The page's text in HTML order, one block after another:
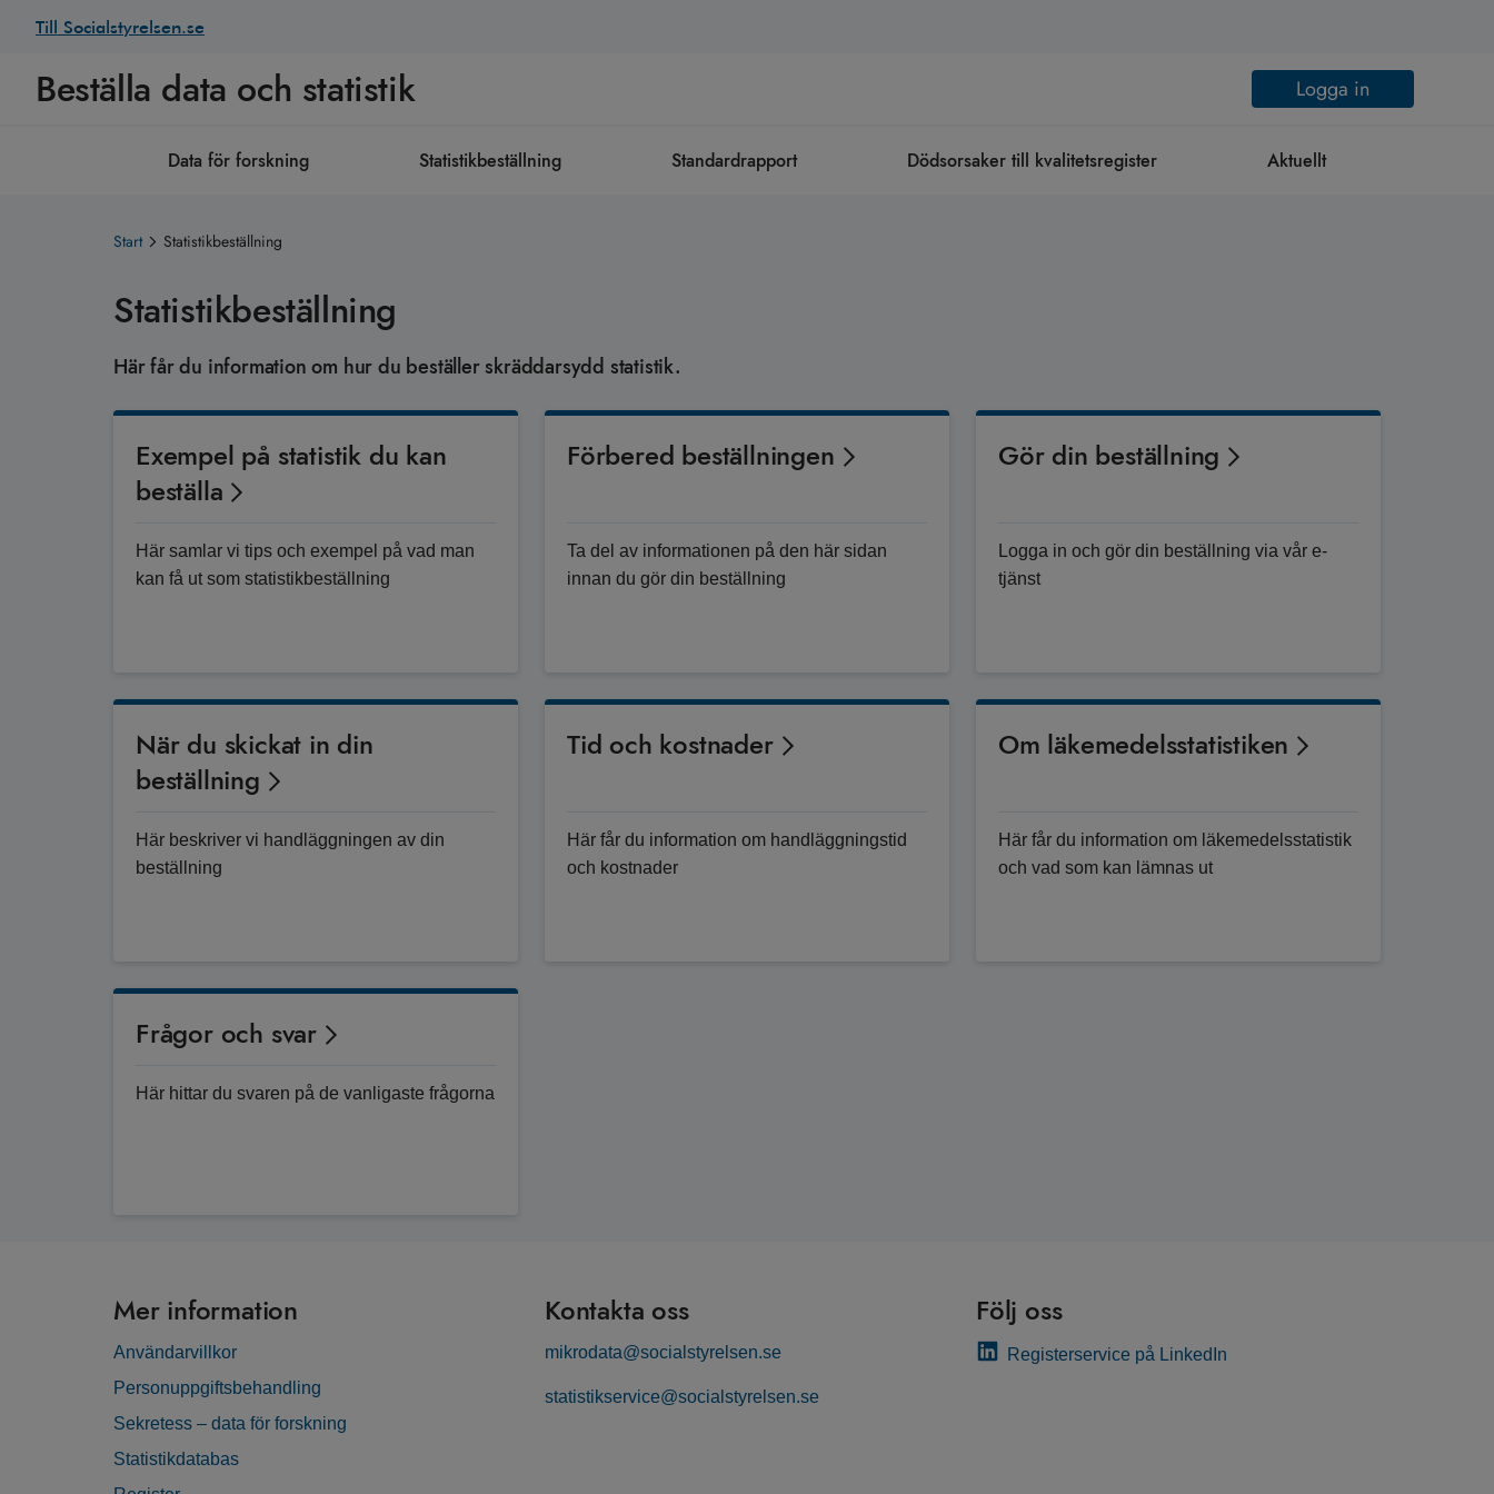
Till Socialstyrelsen.se
Beställa data och statistik Logga in
Data för forskning Statistikbeställning Standardrapport Dödsorsaker till kvalitetsregister Aktuellt
Start Statistikbeställning
Statistikbeställning
Här får du information om hur du beställer skräddarsydd statistik.
Exempel på statistik du kan
beställa
Här samlar vi tips och exempel på vad man
kan få ut som statistikbeställning
Förbered beställningen
Ta del av informationen på den här sidan
innan du gör din beställning
Gör din beställning
Logga in och gör din beställning via vår e-
tjänst
När du skickat in din
beställning
Här beskriver vi handläggningen av din
beställning
Tid och kostnader
Här får du information om handläggningstid
och kostnader
Om läkemedelsstatistiken
Här får du information om läkemedelsstatistik
och vad som kan lämnas ut
Frågor och svar
Här hittar du svaren på de vanligaste frågorna
Mer information
Användarvillkor
Personuppgiftsbehandling
Sekretess – data för forskning
Statistikdatabas
Kontakta oss
mikrodata@socialstyrelsen.se
statistikservice@socialstyrelsen.se
Följ oss
Registerservice på LinkedIn